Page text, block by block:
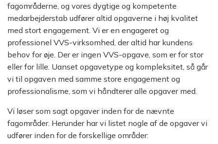
fagområderne, og vores dygtige og kompetente
medarbejderstab udfører altid opgaverne i høj kvalitet
med stort engagement. Vi er en engageret og
professionel VVS-virksomhed, der altid har kundens
behov for øje. Der er ingen VVS-opgave, som er for stor
eller for lille. Uanset opgavetype og kompleksitet, så går
vi til opgaven med samme store engagement og
professionalisme, som vi håndterer alle opgaver med.
Vi løser som sagt opgaver inden for de nævnte
fagområder. Herunder har vi listet nogle af de opgaver vi
udfører inden for de forskellige områder: